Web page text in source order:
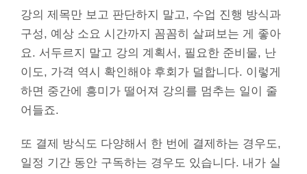
강의 제목만 보고 판단하지 말고, 수업 진행 방식과
구성, 예상 소요 시간까지 꼼꼼히 살펴보는 게 좋아
요. 서두르지 말고 강의 계획서, 필요한 준비물, 난
이도, 가격 역시 확인해야 후회가 덜합니다. 이렇게
하면 중간에 흥미가 떨어져 강의를 멈추는 일이 줄
어들죠.
또 결제 방식도 다양해서 한 번에 결제하는 경우도,
일정 기간 동안 구독하는 경우도 있습니다. 내가 실